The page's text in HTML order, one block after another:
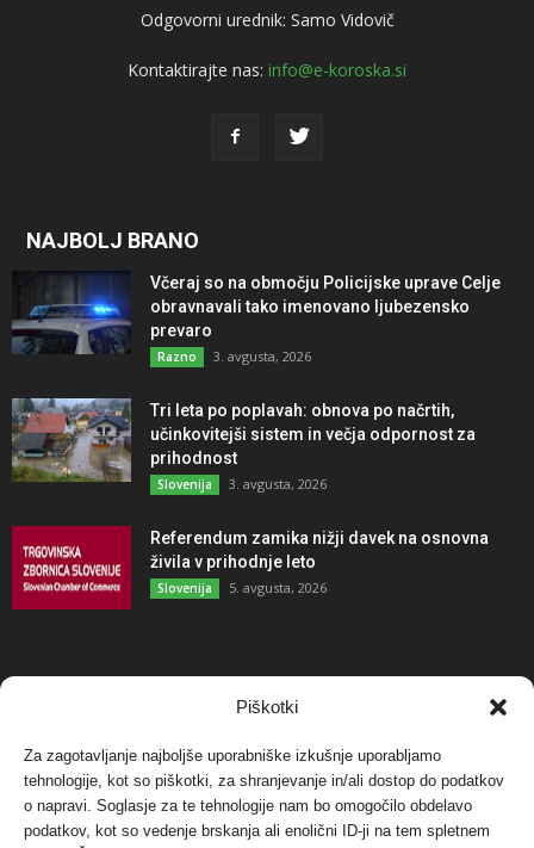
Piškotki
Za zagotavljanje najboljše uporabniške izkušnje uporabljamo
tehnologije, kot so piškotki, za shranjevanje in/ali dostop do podatkov
o napravi. Soglasje za te tehnologije nam bo omogočilo obdelavo
podatkov, kot so vedenje brskanja ali enolični ID-ji na tem spletnem
Odgovorni urednik: Samo Vidovič
Kontaktirajte nas: info@e-koroska.si
NAJBOLJ BRANO
Včeraj so na območju Policijske uprave Celje
obravnavali tako imenovano ljubezensko
prevaro
Razno 3. avgusta, 2026
Tri leta po poplavah: obnova po načrtih,
učinkovitejši sistem in večja odpornost za
prihodnost
Slovenija 3. avgusta, 2026
Referendum zamika nižji davek na osnovna
živila v prihodnje leto
Slovenija 5. avgusta, 2026
NAJBOLJ KOMENTIRANO
Protest proti vetrnim elektrarnam na Ojstrici, v
svetu pa vedno bolj...
Dogodki 12. maja, 2017